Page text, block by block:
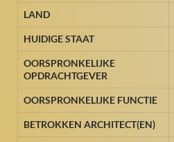
LAND
HUIDIGE STAAT
OORSPRONKELIJKE
OPDRACHTGEVER
OORSPRONKELIJKE FUNCTIE
BETROKKEN ARCHITECT(EN)